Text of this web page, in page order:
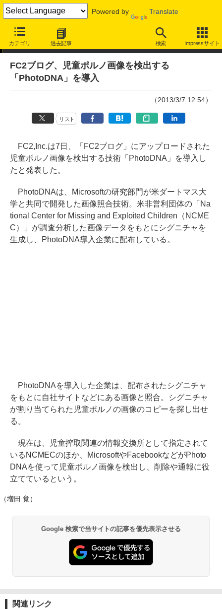
Powered by Translate
カテゴリ 過去記事 検索 Impressサイト
ニュース
FC2ブログ、児童ポルノ画像を検出する
「PhotoDNA」を導入
（2013/3/7 12:54）
リスト
FC2,Inc.は7日、「FC2ブログ」にアップロードされた
児童ポルノ画像を検出する技術「PhotoDNA」を導入し
たと発表した。
PhotoDNAは、Microsoftの研究部門が米ダートマス大
学と共同で開発した画像照合技術。米非営利団体の「Na
tional Center for Missing and Exploited Children（NCME
C）」が調査分析した画像データをもとにシグニチャを
生成し、PhotoDNA導入企業に配布している。
PhotoDNAを導入した企業は、配布されたシグニチャ
をもとに自社サイトなどにある画像と照合。シグニチャ
が割り当てられた児童ポルノの画像のコピーを探し出せ
る。
現在は、児童搾取関連の情報交換所として指定されて
いるNCMECのほか、MicrosoftやFacebookなどがPhoto
DNAを使って児童ポルノ画像を検出し、削除や通報に役
立てているという。
（増田 覚）
Google 検索で当サイトの記事を優先表示させる
関連リンク